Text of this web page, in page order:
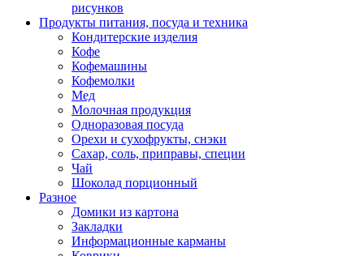
рисунков
Продукты питания, посуда и техника
Кондитерские изделия
Кофе
Кофемашины
Кофемолки
Мед
Молочная продукция
Одноразовая посуда
Орехи и сухофрукты, снэки
Сахар, соль, приправы, специи
Чай
Шоколад порционный
Разное
Домики из картона
Закладки
Информационные карманы